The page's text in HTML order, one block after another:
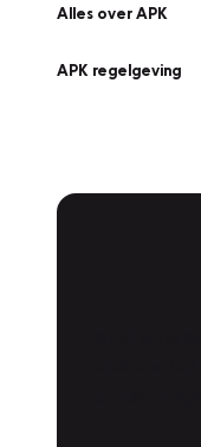
Alles over APK
APK regelgeving